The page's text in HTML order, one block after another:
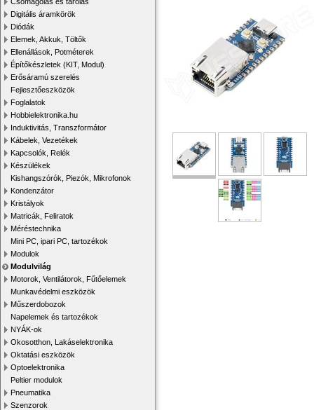
Digitális áramkörök
Diódák
Elemek, Akkuk, Töltők
Ellenállások, Potméterek
Építőkészletek (KIT, Modul)
Erősáramú szerelés
Fejlesztőeszközök
Foglalatok
Hobbielektronika.hu
Induktivitás, Transzformátor
Kábelek, Vezetékek
Kapcsolók, Relék
Készülékek
Kishangszórók, Piezók, Mikrofonok
Kondenzátor
Kristályok
Matricák, Feliratok
Méréstechnika
Mini PC, ipari PC, tartozékok
Modulok
Modulvilág
Motorok, Ventilátorok, Fűtőelemek
Munkavédelmi eszközök
Műszerdobozok
Napelemek és tartozékok
NYÁK-ok
Okosotthon, Lakáselektronika
Oktatási eszközök
Optoelektronika
Peltier modulok
Pneumatika
Szenzorok